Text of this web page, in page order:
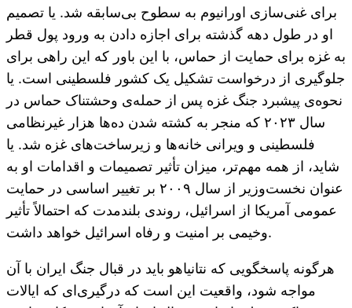
برای غنی‌سازی اورانیوم به سطوح بی‌سابقه شد. یا تصمیم
او در طول دهه گذشته برای اجازه دادن به ورود پول قطر
به غزه برای حمایت از حماس، با این باور که این راهی برای
جلوگیری از درخواست تشکیل یک کشور فلسطینی است. یا
نحوه‌ی پیشبرد جنگ غزه پس از حمله‌ی وحشتناک حماس در
سال ۲۰۲۳ که منجر به کشته شدن ده‌ها هزار غیرنظامی
فلسطینی و ویرانی خانه‌ها و زیرساخت‌های غزه شد. یا
شاید، از همه مهم‌تر، میزان تأثیر تصمیمات و اقدامات او به
عنوان نخست‌وزیر از سال ۲۰۰۹ بر تغییر اساسی در حمایت
عمومی آمریکا از اسرائیل، روندی بلندمدت که احتمالاً تأثیر
وخیمی بر امنیت و رفاه اسرائیل خواهد داشت.
هرگونه پاسخگویی که نتانیاهو باید در قبال جنگ ایران با آن
مواجه شود، واقعیت این است که درگیری‌ای که ایالات